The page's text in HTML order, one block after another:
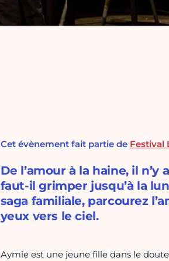
Cet évènement fait partie de Festival
De l’amour à la haine, il
faut-il grimper jusqu’à la
saga familiale, parcourez
yeux vers le ciel.
Aymie est une jeune fille dans le